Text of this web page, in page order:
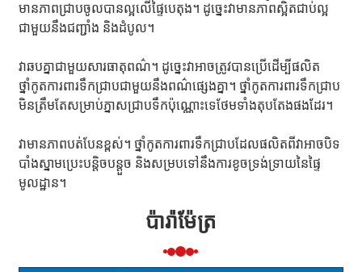
មានភាពជ្រាបចូលបានល្អលើផ្ទៃបេតុង។ ដូច្នេះ​វា​មាន​ភាព​ស្អិត​ជាប់​ល្អ​
ជាមួយ​នឹង​ជញ្ជាំង និង​ដំបូល។
វាឆបគ្នាជាមួយសារធាតុពណ៌។ ដូច្នេះវាអាចត្រូវបានប្រើដើម្បីផលិត
ថ្នាំកូតការពារទឹកជ្រាបជាមួយនឹងពណ៌ផ្សេងគ្នា។ ថ្នាំកូតការពារទឹកជ្រាប
មិនត្រឹមតែសម្រាប់ភ្នាសជ្រាបទឹកប៉ុណ្ណោះទេថែមទាំងតុបតែងផងដែរ។
វាមានភាពបត់បែនខ្ពស់។ ថ្នាំកូតការពារទឹកជ្រាបដែលផលិតពីវាអាចបិទ
បាំងស្នាមប្រេះបន្តិចបន្តួច និងសម្របទៅនឹងការខូចទ្រង់ទ្រាយនៃផ្ទៃ
មូលដ្ឋាន។
ប៉ារ៉ាម៉ែត្រ